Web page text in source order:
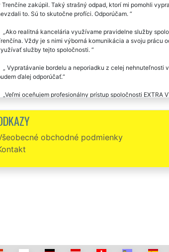
Trenčíne zakúpil. Taký strašný odpad, ktorí mi pomohli
to. Sú to skutočne profíci. Odporúčam.
Ako realitná kancelária využívame pravidelne služby
Vždy je s nimi výborná komunikácia a svoju prácu
služby tejto spoločnosti.
Vypratávanie bordelu a neporiadku z celej nehnuteľnosti
ďalej odporúčať.
Veľmi oceňujem profesionálny prístup spoločnosti EXTRA
Na vypratanie novo zakúpenej nehnuteľnosti sme si
obchodné podmienky